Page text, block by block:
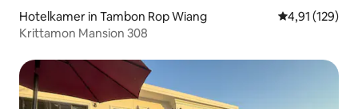
Hotelkamer in Tambon Rop Wiang Gemiddelde
4,91 (129)
Krittamon Mansion 308